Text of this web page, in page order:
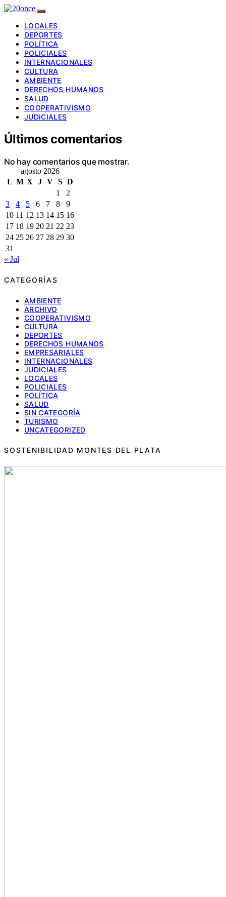
LOCALES
DEPORTES
POLÍTICA
POLICIALES
INTERNACIONALES
CULTURA
AMBIENTE
DERECHOS HUMANOS
SALUD
COOPERATIVISMO
JUDICIALES
Últimos comentarios
No hay comentarios que mostrar.
agosto 2026
L M X J V S D
1
2
3
4 5 6 7 8
9
10 11 12 13 14 15 16
17 18 19 20 21 22 23
24 25 26 27 28 29 30
31
« Jul
CATEGORÍAS
AMBIENTE
ARCHIVO
COOPERATIVISMO
CULTURA
DEPORTES
DERECHOS HUMANOS
EMPRESARIALES
INTERNACIONALES
JUDICIALES
LOCALES
POLICIALES
POLÍTICA
SALUD
SIN CATEGORÍA
TURISMO
UNCATEGORIZED
SOSTENIBILIDAD MONTES DEL PLATA